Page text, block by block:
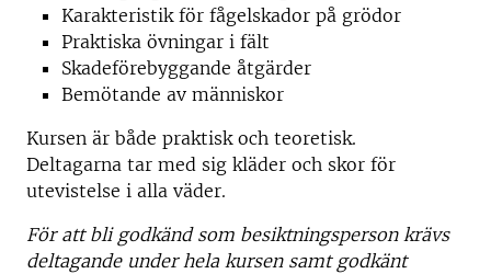
Karakteristik för fågelskador på grödor
Praktiska övningar i fält
Skadeförebyggande åtgärder
Bemötande av människor
Kursen är både praktisk och teoretisk.
Deltagarna tar med sig kläder och skor för
utevistelse i alla väder.
För att bli godkänd som besiktningsperson krävs
deltagande under hela kursen samt godkänt